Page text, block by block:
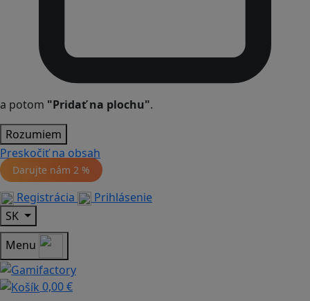
a potom "Pridať na plochu".
Rozumiem
Preskočiť na obsah
Darujte nám 2 %
Registrácia
Prihlásenie
SK
Menu
0,00 €